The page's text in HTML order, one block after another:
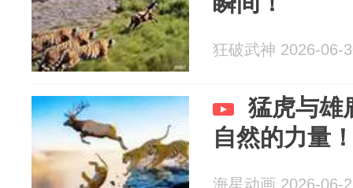
狂破武神 2026-06-
猛虎与雄
自然的力量
海星动画 2026-06-